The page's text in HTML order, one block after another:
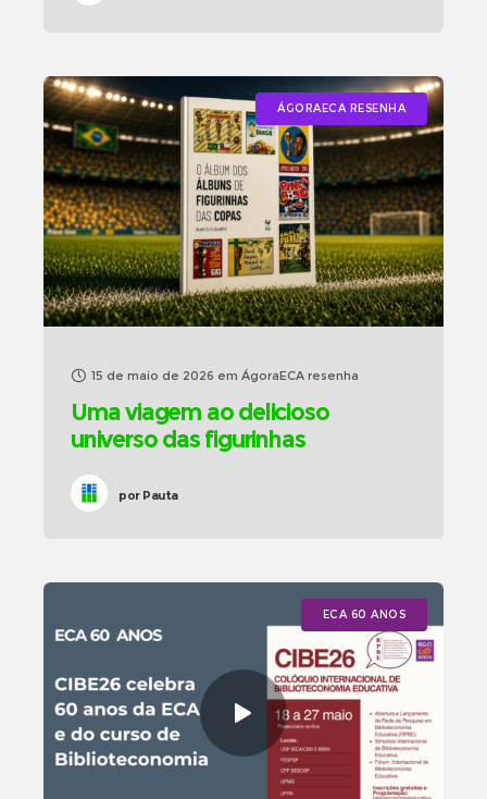
ÁGORAECA RESENHA
15 de maio de 2026 em ÁgoraECA resenha
Uma viagem ao delicioso
universo das figurinhas
porPauta
ECA 60 ANOS